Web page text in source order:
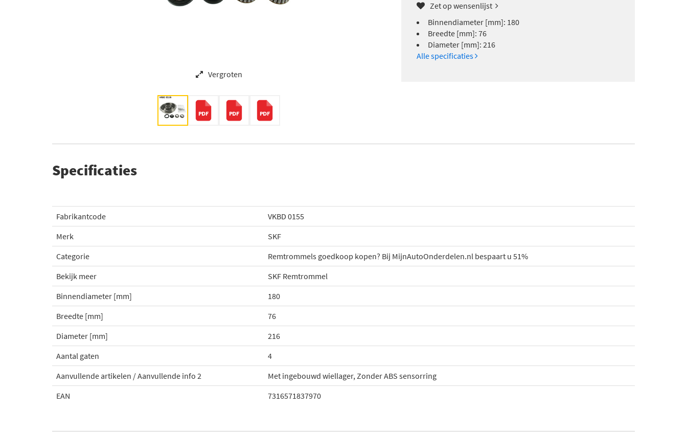
Vergroten
Zet op wensenlijst
Binnendiameter [mm]: 180
Breedte [mm]: 76
Diameter [mm]: 216
Alle specificaties
Specificaties
Fabrikantcode
VKBD 0155
Merk
SKF
Categorie
Remtrommels goedkoop kopen? Bij MijnAutoOnderdelen.nl bespaart u 51%
Bekijk meer
SKF Remtrommel
Binnendiameter [mm]
180
Breedte [mm]
76
Diameter [mm]
216
Aantal gaten
4
Aanvullende artikelen / Aanvullende info 2
Met ingebouwd wiellager, Zonder ABS sensorring
EAN
7316571837970